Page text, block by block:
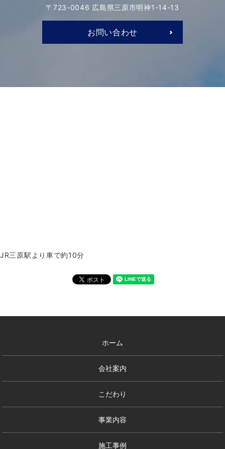
〒723-0046 広島県三原市明神1-14-13
お問い合わせ
JR三原駅より車で約10分
ホーム
会社案内
こだわり
事業内容
施工事例